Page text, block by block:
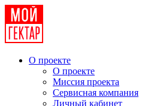
О проекте
О проекте
Миссия проекта
Сервисная компания
Личный кабинет